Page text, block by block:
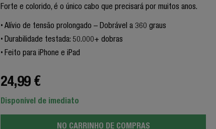
Forte e colorido, é o único cabo que precisará por muitos anos.
Alívio de tensão prolongado – Dobrável a 360 graus
Durabilidade testada: 50.000+ dobras
Feito para iPhone e iPad
24,99 €
Disponível de imediato
NO CARRINHO DE COMPRAS